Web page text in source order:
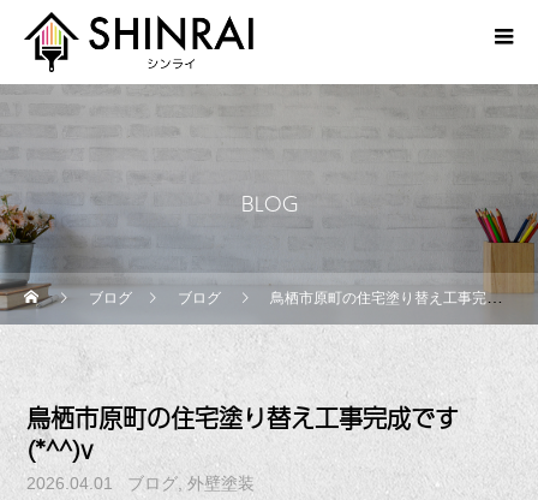
BLOG
ブログ ブログ 鳥栖市原町の住宅塗り替え工事完成です(*^^)v
鳥栖市原町の住宅塗り替え工事完成です
(*^^)v
2026.04.01 ブログ 外壁塗装